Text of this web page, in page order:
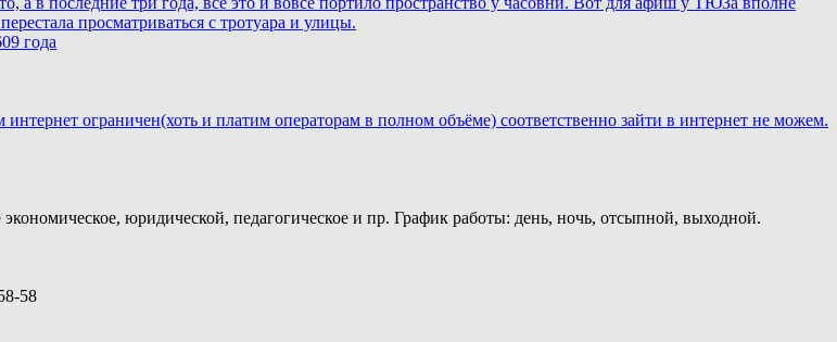
просматриваться с тротуара и улицы.
года
ограничен(хоть и платим операторам в полном объёме) соответственно зайти в интернет не можем.
юридической, педагогическое и пр. График работы: день, ночь, отсыпной, выходной.
58